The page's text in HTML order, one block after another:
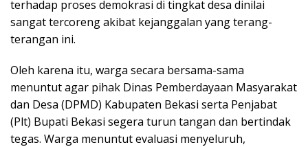
terhadap proses demokrasi di tingkat desa dinilai
sangat tercoreng akibat kejanggalan yang terang-
terangan ini.
Oleh karena itu, warga secara bersama-sama
menuntut agar pihak Dinas Pemberdayaan Masyarakat
dan Desa (DPMD) Kabupaten Bekasi serta Penjabat
(Plt) Bupati Bekasi segera turun tangan dan bertindak
tegas. Warga menuntut evaluasi menyeluruh,